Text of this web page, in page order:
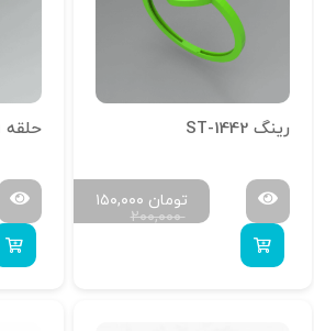
رینگ ST-1442
۲۰۰,۰۰۰
۱۵۰,۰۰۰ تومان
حلقه SR-1441